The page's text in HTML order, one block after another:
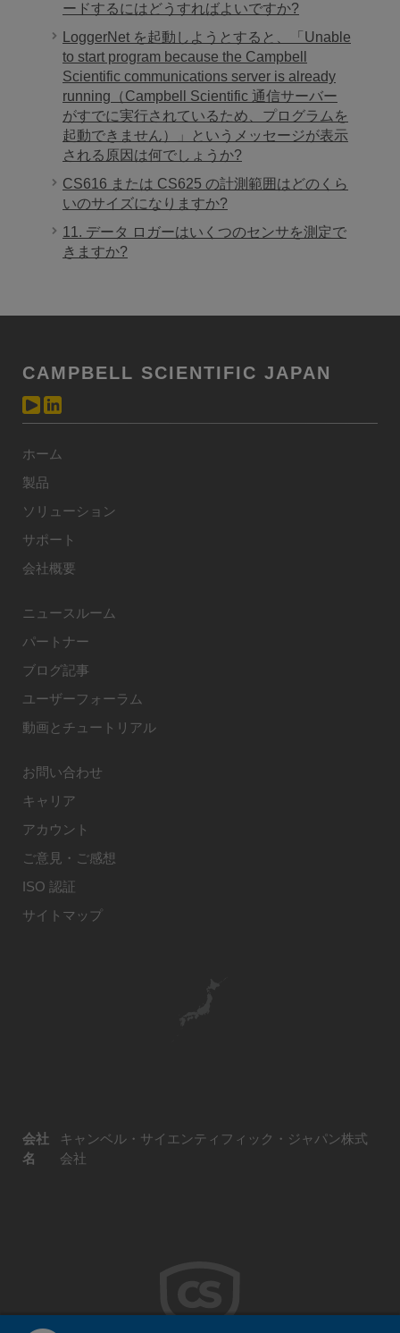
ードするにはどうすればよいですか?
LoggerNet を起動しようとすると、「Unable
to start program because the Campbell
Scientific communications server is already
running（Campbell Scientific 通信サーバー
がすでに実行されているため、プログラムを
起動できません）」というメッセージが表示
される原因は何でしょうか?
CS616 または CS625 の計測範囲はどのくら
いのサイズになりますか?
11. データ ロガーはいくつのセンサを測定で
きますか?
CAMPBELL SCIENTIFIC JAPAN
ホーム
製品
ソリューション
サポート
会社概要
ニュースルーム
パートナー
ブログ記事
ユーザーフォーラム
動画とチュートリアル
お問い合わせ
キャリア
アカウント
ご意見・ご感想
ISO 認証
サイトマップ
会社
名
キャンベル・サイエンティフィック・ジャパン株式
会社